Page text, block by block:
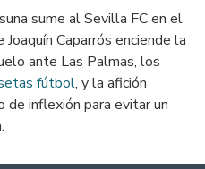
sume al Sevilla FC en el
Caparrós enciende la
ante Las Palmas, los
fútbol, y la afición
de inflexión para evitar un